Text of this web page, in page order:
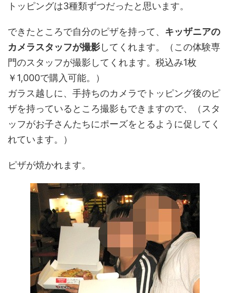
トッピングは3種類ずつだったと思います。
できたところで自分のピザを持って、 キッザニアの
カメラスタッフが撮影してくれます。（この体験専
門のスタッフが撮影してくれます。税込み1枚
￥1,000で購入可能。）
ガラス越しに、手持ちのカメラでトッピング後のピ
ザを持っているところ撮影もできますので、（スタ
ッフがお子さんたちにポーズをとるように促してく
れています。）
ピザが焼かれます。